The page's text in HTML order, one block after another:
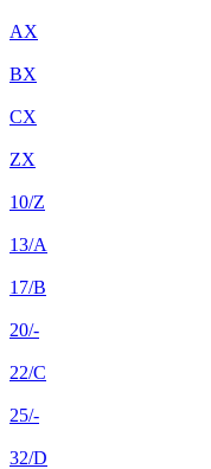
AX
BX
CX
ZX
10/Z
13/A
17/B
20/-
22/C
25/-
32/D